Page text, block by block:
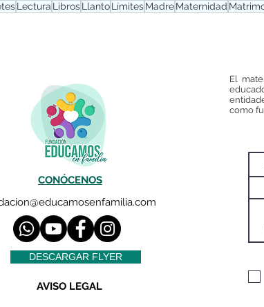
Lectura LibrosLlantoLímitesMadreMaternidad
CONÓCENOS
DESCARGAR FLYER
AVISO LEGAL
El
como